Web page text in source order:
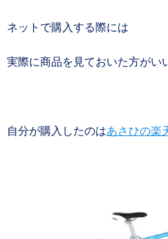
ネットで購入する際には
実際に商品を見ておいた方がい
自分が購入したのはあさひの楽